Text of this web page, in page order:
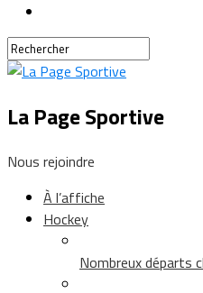
La Page Sportive
Nous rejoindre
À l’affiche
Hockey
Nombreux départs